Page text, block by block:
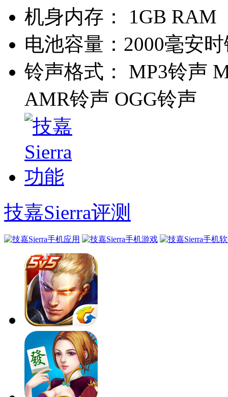
机身内存：
1GB RAM
电池容量： 2000毫安
铃声格式：
MP3铃声
AMR铃声 OGG铃声
技嘉Sierra评测